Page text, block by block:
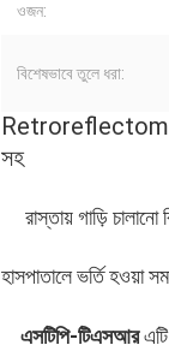
ওজন:
বিশেষভাবে তুলে ধরা:
সহ
রাস্তায় গাড়ি
হাসপাতালে ভর্তি হওয়া
এসটিপি-টিএসআর